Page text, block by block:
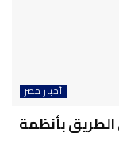
أخبار مصر
بأنظمة